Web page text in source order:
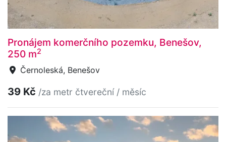
Pronájem komerčního pozemku, Benešov,
250 m2
Černoleská, Benešov
39 Kč /za metr čtvereční / měsíc